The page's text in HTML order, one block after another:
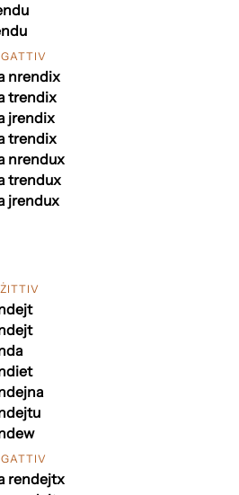
nrendix
trendix
jrendix
trendix
nrendux
trendux
jrendux
rendejtx